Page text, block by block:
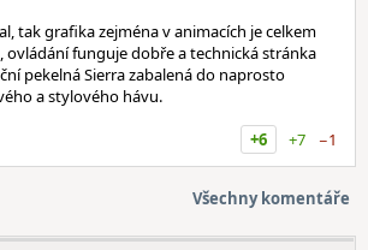
tak grafika zejména v animacích je celkem
ovládání funguje dobře a technická stránka
pekelná Sierra zabalená do naprosto
a stylového hávu.
+6
+7 −1
Všechny komentáře